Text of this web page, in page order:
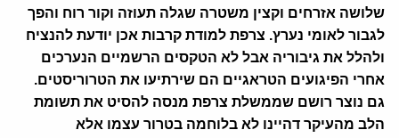
שלושה אזרחים וקצין משטרה שגלה תעוזה וקור רוח והפך
לגבור לאומי נערץ. צרפת למודת קרבות אכן יודעת להנציח
ולהלל את גיבוריה אבל לא הטקסים הרשמיים הנערכים
אחרי הפיגועים הטראגיים הם שירתיעו את הטרוריסטים.
גם נוצר רושם שממשלת צרפת מנסה להסיט את תשומת
הלב מהעיקר דהיינו לא בלוחמה בטרור עצמו אלא